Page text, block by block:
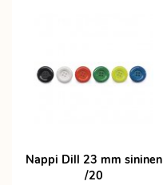
Nappi Dill 23 mm sininen
/20